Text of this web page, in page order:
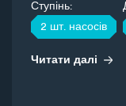
Ступінь:
2 шт. насосів
Читати далі